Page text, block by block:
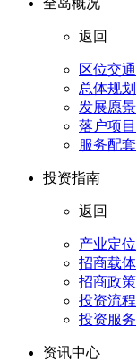
全岛概况
返回
区位交通
总体规划
发展愿景
落户项目
服务配套
投资指南
返回
产业定位
招商载体
招商政策
投资流程
投资服务
资讯中心